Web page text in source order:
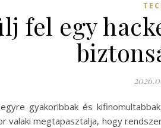
fel egy
gyakoribbak és
valaki megtapasztalja, hogy